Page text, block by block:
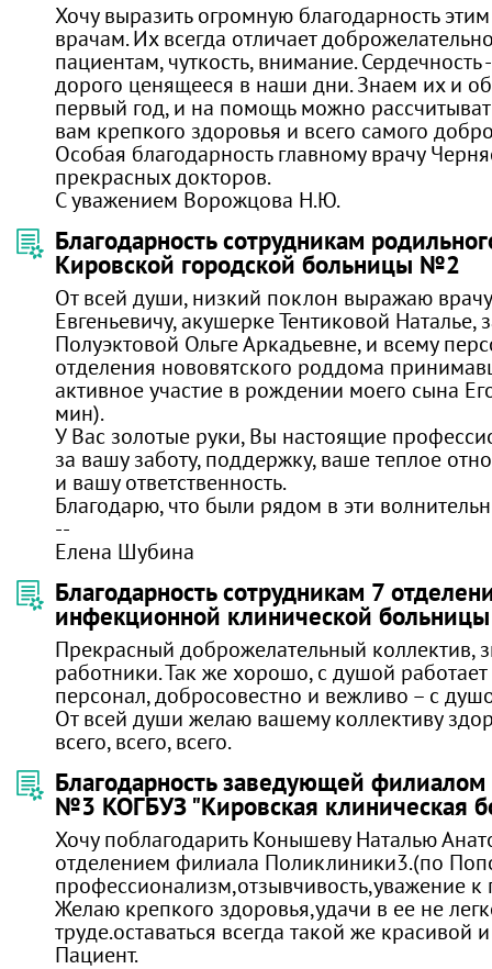
Хочу выразить огромную благодарность
врачам. Их всегда отличает
пациентам, чуткость, внимание. Сердечность
дорого ценящееся в наши дни. Знаем их и
первый год, и на помощь можно
вам крепкого здоровья и всего самого
Особая благодарность главному врачу
прекрасных докторов.
С уважением Ворожцова Н.Ю.
Благодарность сотрудникам
Кировской городской больницы №2
От всей души, низкий поклон выражаю
Евгеньевичу, акушерке Тентиковой Наталье,
Полуэктовой Ольге Аркадьевне, и всему
отделения нововятского роддома
активное участие в рождении моего сына
мин).
У Вас золотые руки, Вы настоящие
за вашу заботу, поддержку, ваше теплое
и вашу ответственность.
Благодарю, что были рядом в эти
--
Елена Шубина
Благодарность сотрудникам 7
инфекционной клинической больницы
Прекрасный доброжелательный коллектив,
работники. Так же хорошо, с душой
персонал, добросовестно и вежливо – с
От всей души желаю вашему коллективу
всего, всего, всего.
Благодарность заведующей
№3 КОГБУЗ "Кировская клиническая
Хочу поблагодарить Конышеву Наталью
отделением филиала Поликлиники3.(по
профессионализм,отзывчивость,уважение к
Желаю крепкого здоровья,удачи в ее не
труде.оставаться всегда такой же красивой
Пациент.